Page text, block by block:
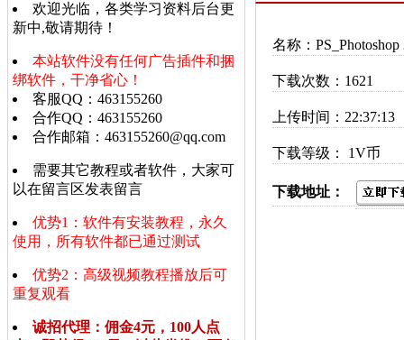
欢迎光临，各类学习资料后台更
新中,敬请期待！
本站软件没有任何广告插件和捆
绑软件，干净省心！
客服QQ：463155260
合作QQ：463155260
合作邮箱：463155260@qq.com
需要其它教程或者软件，大家可
以在留言区发表留言
优势1：软件有安装教程，永久
使用，所有软件都已通过测试
优势2：高级视频教程播放后可
重复观看
诚招代理：佣金4元，100人点
名称：
下载次数：1621
上传时间：22:37:13
下载等级： 1V币
下载地址：